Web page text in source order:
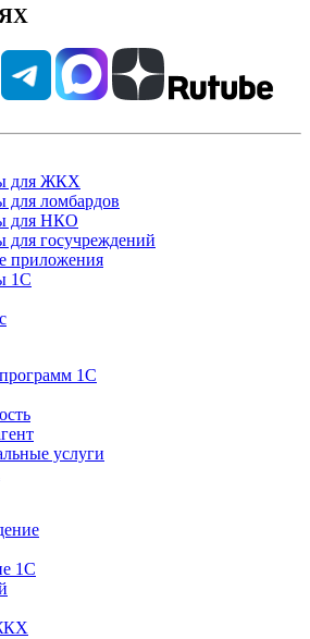
для ЖКХ
для ломбардов
для НКО
госучреждений
приложения
1С
1С
услуги
1С